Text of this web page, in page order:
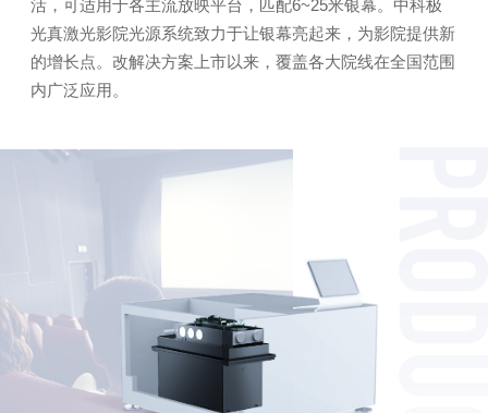
活，可适用于各主流放映平台，匹配6~25米银幕。中科极
光真激光影院光源系统致力于让银幕亮起来，为影院提供新
的增长点。改解决方案上市以来，覆盖各大院线在全国范围
内广泛应用。